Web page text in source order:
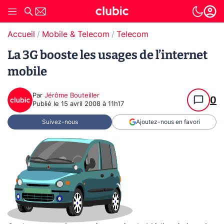
Accueil Mobile & Telecom Telecom
La 3G booste les usages de l’internet
mobile
Par Jérôme Bouteiller
Publié le 15 avril 2008 à 11h17 0
Suivez-nous Ajoutez-nous en favori